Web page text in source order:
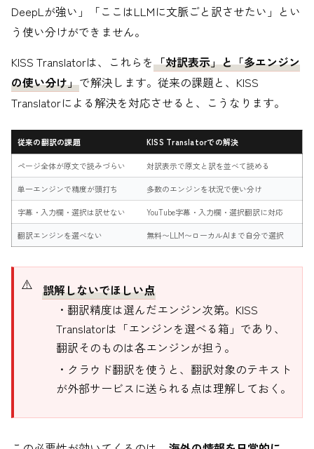
DeepLが強い」「ここはLLMに文脈ごと訳させたい」とい
う使い分けができません。
KISS Translatorは、これらを「対訳表示」と「多エンジン
の使い分け」で解決します。従来の課題と、KISS
Translatorによる解決を対応させると、こうなります。
従来の翻訳の課題 KISS Translatorでの解決
ページ全体が原文で読みづらい 対訳表示で原文と訳を並べて読める
単一エンジンで精度が頭打ち 多数のエンジンを状況で使い分け
字幕・入力欄・選択は訳せない YouTube字幕・入力欄・選択翻訳に対応
翻訳エンジンを選べない 無料〜LLM〜ローカルAIまで自分で選択
誤解しないでほしい点
・翻訳精度は選んだエンジン次第。KISS
Translatorは「エンジンを選べる箱」であり、
翻訳そのものは各エンジンが担う。
・クラウド翻訳を使うと、翻訳対象のテキスト
が外部サービスに送られる点は理解しておく。